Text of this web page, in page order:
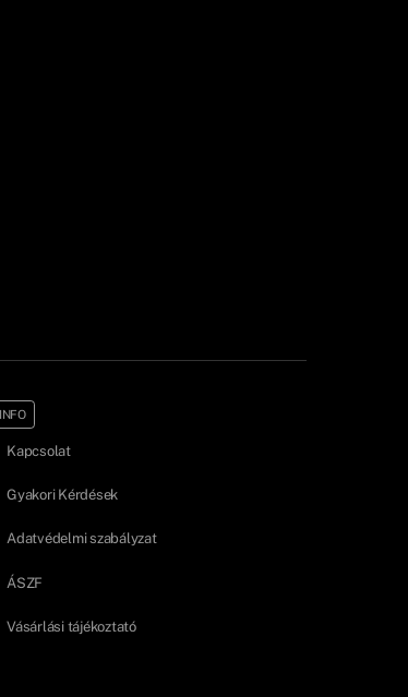
INFO
Kapcsolat
Gyakori Kérdések
Adatvédelmi szabályzat
ÁSZF
Vásárlási tájékoztató